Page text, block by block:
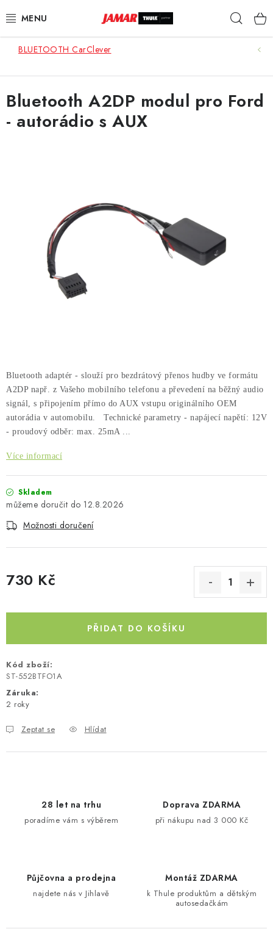
na
STŘEŠNÍ NOSIČE
STŘEŠNÍ BOXY
AUTOPOTAHY ŠITÉ NA MÍRU
AUTODOPLŇKY
PŮJČOVNA
BOXY NA TAŽNÁ ZAŘÍZENÍ
OSTATNÍ NOSIČE
STŘEŠNÍ KOŠE
CESTOVNÍ ZAVAZADLA
DÁRKOVÉ POUKAZY
Moje objednávka
BLUETOOTH CarClever
Bluetooth adaptér - slouží pro bezdrátový přenos hudby ve formátu
A2DP např. z Vašeho mobilního telefonu a převedení na běžný audio
signál, s připojením přímo do AUX vstupu originálního OEM
autorádia v automobilu. Technické parametry - napájecí napětí: 12V
- proudový odběr: max. 25mA ...
Více informací
Skladem
12.8.2026
Možnosti doručení
730 Kč
PŘIDAT DO KOŠÍKU
Kód zboží:
ST-552BTFO1A
Záruka:
2 roky
Zeptat se Hlídat
Bluetooth A2DP modul pro Ford
- autorádio s AUX
28 let na trhu
poradíme vám s výběrem
Doprava ZDARMA
při nákupu nad 3 000 Kč
Půjčovna a prodejna
najdete nás v Jihlavě
Montáž ZDARMA
k Thule produktům a dětským
autosedačkám